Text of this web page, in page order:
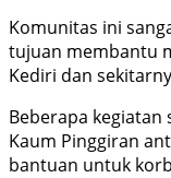
Komunitas ini
tujuan membantu
Kediri dan
Beberapa kegiatan
Kaum Pinggiran
bantuan untuk